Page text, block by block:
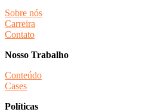
Sobre nós
Carreira
Contato
Nosso Trabalho
Conteúdo
Cases
Políticas